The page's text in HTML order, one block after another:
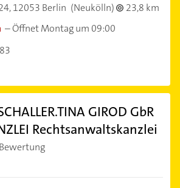
12053 Berlin (Neukölln)
23,8 km
–Öffnet Montag um 09:00
GIROD GbR
Rechtsanwaltskanzlei